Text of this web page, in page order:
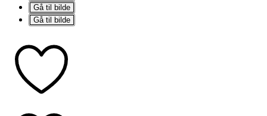
Gå til bilde
Gå til bilde